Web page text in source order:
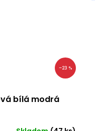
–23 %
bílá modrá